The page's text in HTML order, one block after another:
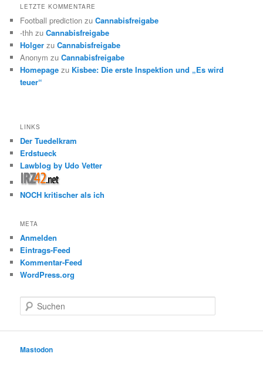
LETZTE KOMMENTARE
Football prediction zuCannabisfreigabe
-thh zuCannabisfreigabe
Holger zuCannabisfreigabe
Anonym zuCannabisfreigabe
Homepage zu Kisbee: Die erste Inspektion und „Es wird
teuer“
LINKS
Der Tuedelkram
Erdstueck
Lawblog by Udo Vetter
NOCH kritischer als ich
META
Anmelden
Eintrags-Feed
Kommentar-Feed
WordPress.org
u
e
Mastodon